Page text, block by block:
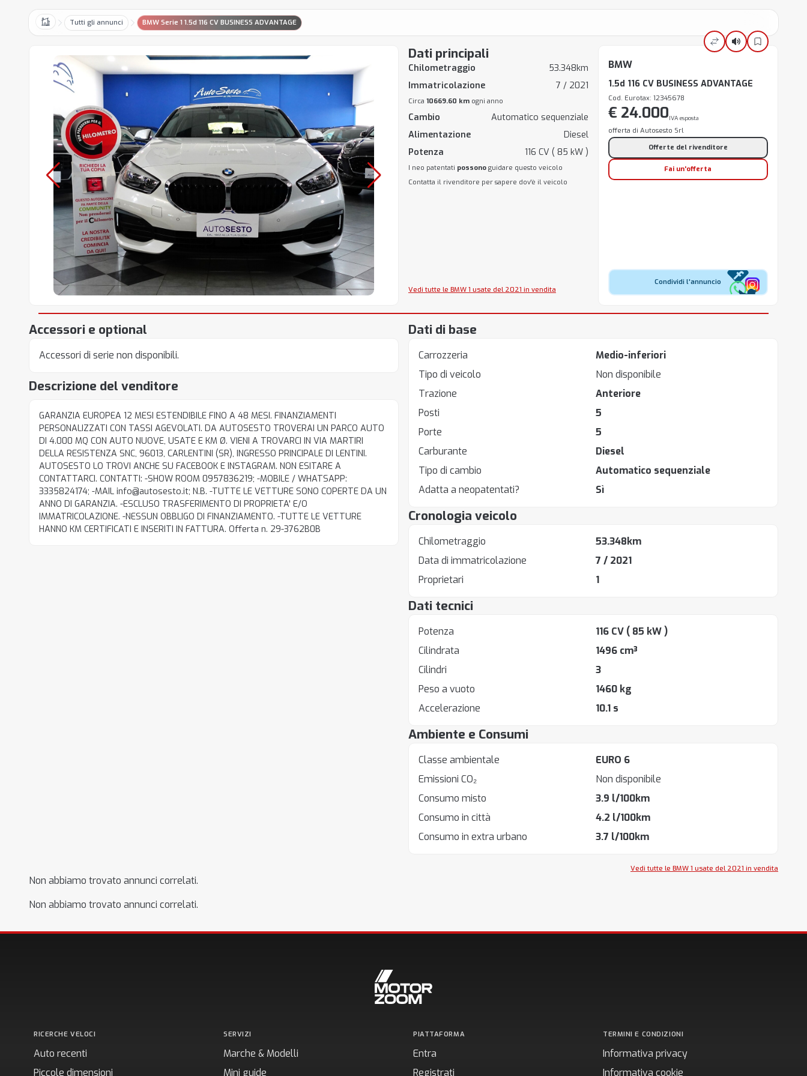
Home Tutti gli annunci BMW Serie 1 1.5d 116 CV BUSINESS ADVANTAGE
Dati principali
Chilometraggio
53.348km
Immatricolazione
7 / 2021
Circa 10669.60 kmogni anno
Cambio
Automatico sequenziale
Alimentazione
Diesel
Potenza
116 CV ( 85 kW )
I neo patentati possonoguidare questo veicolo
Contatta il rivenditore per sapere dov'è il veicolo
Vedi tutte le BMW 1 usate del 2021 in vendita
BMW
1.5d 116 CV BUSINESS ADVANTAGE
Cod. Eurotax: 12345678
€ 24.000IVA esposta
offerta di Autosesto Srl
Offerte del rivenditore
Fai un'offerta
Condividi l'annuncio
Descrizione del venditore
GARANZIA EUROPEA 12 MESI ESTENDIBILE FINO A 48 MESI. FINANZIAMENTI
PERSONALIZZATI CON TASSI AGEVOLATI. DA AUTOSESTO TROVERAI UN PARCO AUTO
DI 4.000 MQ CON AUTO NUOVE, USATE E KM Ø. VIENI A TROVARCI IN VIA MARTIRI
DELLA RESISTENZA SNC, 96013, CARLENTINI (SR), INGRESSO PRINCIPALE DI LENTINI.
AUTOSESTO LO TROVI ANCHE SU FACEBOOK E INSTAGRAM. NON ESITARE A
CONTATTARCI. CONTATTI: -SHOW ROOM 0957836219; -MOBILE / WHATSAPP:
3335824174; -MAIL info@autosesto.it; N.B. -TUTTE LE VETTURE SONO COPERTE DA UN
ANNO DI GARANZIA. -ESCLUSO TRASFERIMENTO DI PROPRIETA' E/O
IMMATRICOLAZIONE. -NESSUN OBBLIGO DI FINANZIAMENTO. -TUTTE LE VETTURE
HANNO KM CERTIFICATI E INSERITI IN FATTURA. Offerta n. 29-3762B0B
Accessori e optional
Accessori di serie non disponibili.
Dati di base
Carrozzeria
Medio-inferiori
Tipo di veicolo
Non disponibile
Trazione
Anteriore
Posti
5
Porte
5
Carburante
Diesel
Tipo di cambio
Automatico sequenziale
Adatta a neopatentati?
Sì
Cronologia veicolo
Chilometraggio
53.348km
Data di immatricolazione
7 / 2021
Proprietari
1
Dati tecnici
Potenza 116 CV ( 85 kW )
Cilindrata
1496 cm³
Cilindri
3
Peso a vuoto
1460 kg
Accelerazione
10.1 s
Ambiente e Consumi
Classe ambientale
EURO 6
Emissioni CO₂
Non disponibile
Consumo misto
3.9 l/100km
Consumo in città
4.2 l/100km
Consumo in extra urbano
3.7 l/100km
Vedi tutte le BMW 1 usate del 2021 in vendita
Non abbiamo trovato annunci correlati.
Non abbiamo trovato annunci correlati.
RICERCHE VELOCI
Auto recenti
Piccole dimensioni
SERVIZI
Marche & Modelli
Mini guide
PIATTAFORMA
Entra
Registrati
TERMINI E CONDIZIONI
Informativa privacy
Informativa cookie